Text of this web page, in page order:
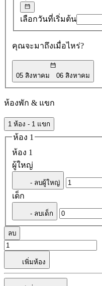
เลือกวันที่เริ่มต้น
คุณจะมาถึงเมื่อไหร่?
05 สิงหาคม 06 สิงหาคม
ห้องพัก & แขก
1 ห้อง - 1 แขก
ห้อง 1
ห้อง 1
ผู้ใหญ่
- ลบผู้ใหญ่
เด็ก
- ลบเด็ก
ลบ
เพิ่มห้อง